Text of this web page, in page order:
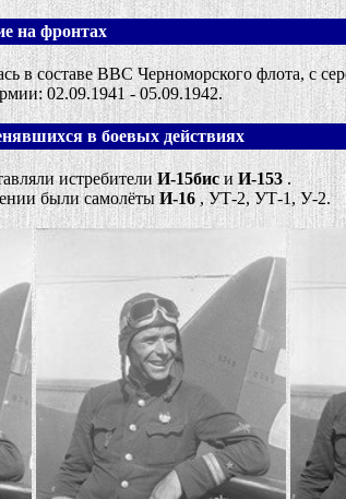
на фронтах
в составе ВВС Черноморского флота, с
02.09.1941 - 05.09.1942.
в боевых действиях
истребителиИ-15биси И-153 .
были самолётыИ-16, УТ-2, УТ-1, У-2.